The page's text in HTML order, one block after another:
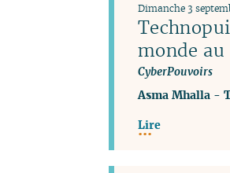
monde au
CyberPouvoirs
Dimanche 3
Asma Mhalla -
Lire